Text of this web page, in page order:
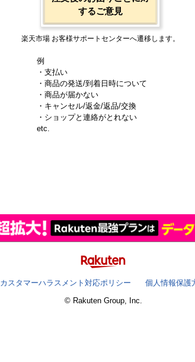
するご意見
楽天市場 お客様サポートセンターへ遷移します。
例
・支払い
・商品の発送/到着日時について
・商品が届かない
・キャンセル/返金/返品/交換
・ショップと連絡がとれない
etc.
カスタマーハラスメント対応ポリシー
個人情報保護
© Rakuten Group, Inc.